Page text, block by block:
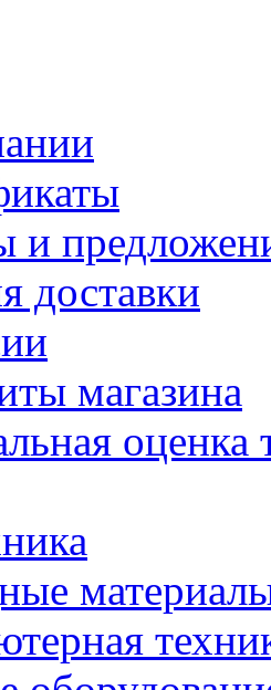
и
доставки
магазина
оценка